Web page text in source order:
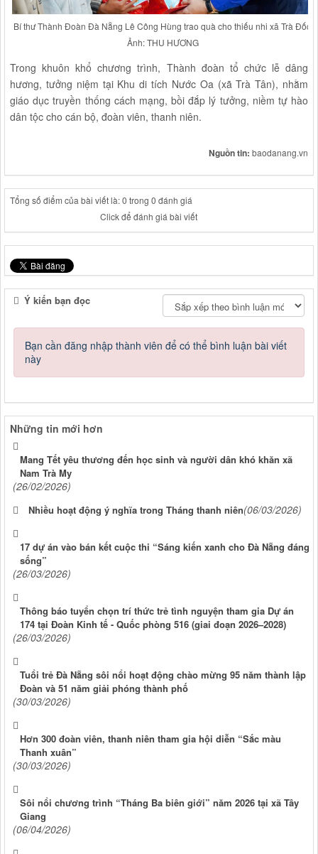
Bí thư Thành Đoàn Đà Nẵng Lê Công Hùng trao quà cho thiếu nhi xã Trà Đốc.
Ảnh: THU HƯƠNG
Trong khuôn khổ chương trình, Thành đoàn tổ chức lễ dâng
hương, tưởng niệm tại Khu di tích Nước Oa (xã Trà Tân), nhằm
giáo dục truyền thống cách mạng, bồi đắp lý tưởng, niềm tự hào
dân tộc cho cán bộ, đoàn viên, thanh niên.
Nguồn tin: baodanang.vn
Tổng số điểm của bài viết là: 0 trong 0 đánh giá
Click để đánh giá bài viết
Ý kiến bạn đọc
Bạn cần đăng nhập thành viên để có thể bình luận bài viết
này
Những tin mới hơn
Mang Tết yêu thương đến học sinh và người dân khó khăn xã
Nam Trà My
(26/02/2026)
Nhiều hoạt động ý nghĩa trong Tháng thanh niên(06/03/2026)
17 dự án vào bán kết cuộc thi “Sáng kiến xanh cho Đà Nẵng đáng
sống”
(26/03/2026)
Thông báo tuyển chọn trí thức trẻ tình nguyện tham gia Dự án
174 tại Đoàn Kinh tế - Quốc phòng 516 (giai đoạn 2026–2028)
(26/03/2026)
Tuổi trẻ Đà Nẵng sôi nổi hoạt động chào mừng 95 năm thành lập
Đoàn và 51 năm giải phóng thành phố
(30/03/2026)
Hơn 300 đoàn viên, thanh niên tham gia hội diễn “Sắc màu
Thanh xuân”
(30/03/2026)
Sôi nổi chương trình “Tháng Ba biên giới” năm 2026 tại xã Tây
Giang
(06/04/2026)